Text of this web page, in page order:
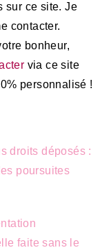
sur ce site. Je
contacter.
bonheur,
via ce site
personnalisé !
droits déposés :
poursuites
faite sans le